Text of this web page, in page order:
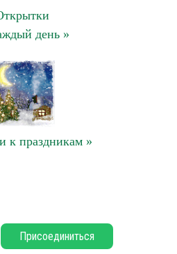
день »
к праздникам »
Присоединиться